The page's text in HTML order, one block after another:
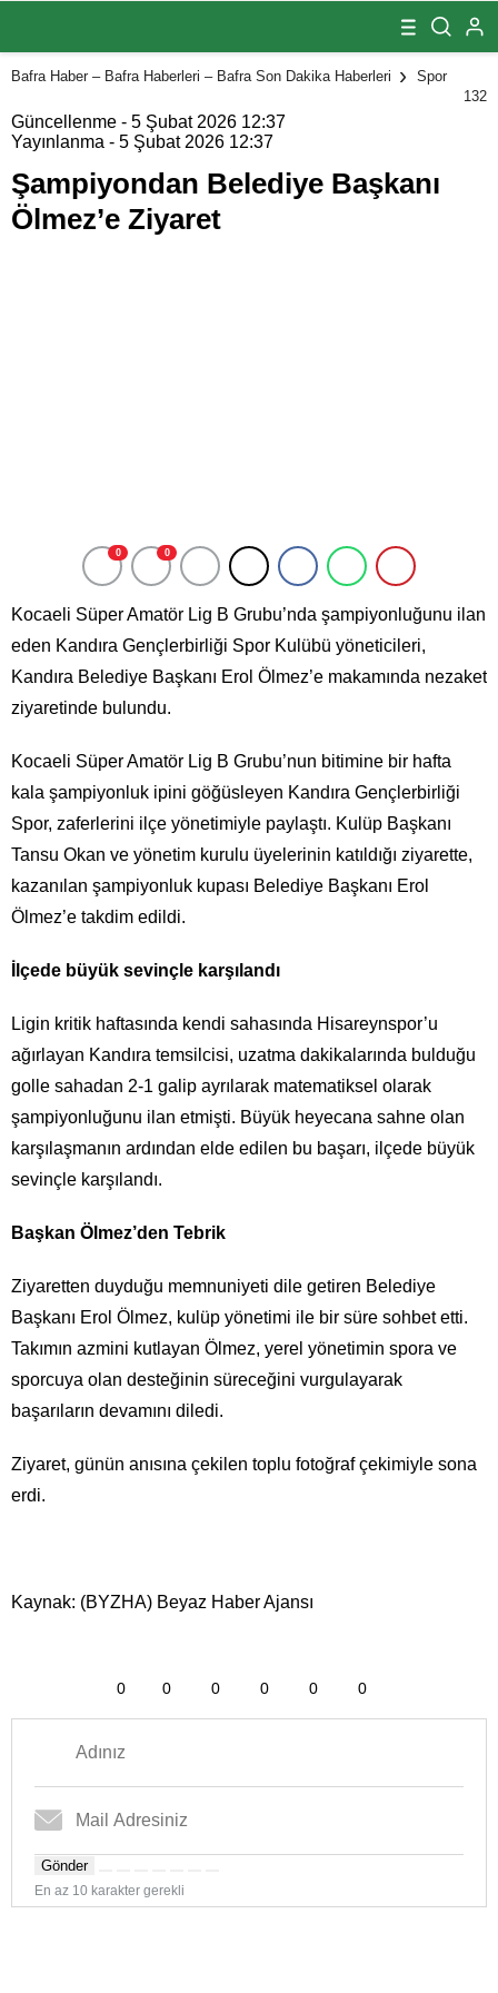
Başkanı
Ölmez’e Ziyaret
Bafra Haber – Bafra Haberleri – Bafra Son Dakika Haberleri
Spor
132
Güncellenme - 5 Şubat 2026 12:37
Yayınlanma - 5 Şubat 2026 12:37
Şampiyondan Belediye Başkanı
Ölmez’e Ziyaret
0 0
Kocaeli Süper Amatör Lig B Grubu’nda şampiyonluğunu ilan
eden Kandıra Gençlerbirliği Spor Kulübü yöneticileri,
Kandıra Belediye Başkanı Erol Ölmez’e makamında nezaket
ziyaretinde bulundu.
Kocaeli Süper Amatör Lig B Grubu’nun bitimine bir hafta
kala şampiyonluk ipini göğüsleyen Kandıra Gençlerbirliği
Spor, zaferlerini ilçe yönetimiyle paylaştı. Kulüp Başkanı
Tansu Okan ve yönetim kurulu üyelerinin katıldığı ziyarette,
kazanılan şampiyonluk kupası Belediye Başkanı Erol
Ölmez’e takdim edildi.
İlçede büyük sevinçle karşılandı
Ligin kritik haftasında kendi sahasında Hisareynspor’u
ağırlayan Kandıra temsilcisi, uzatma dakikalarında bulduğu
golle sahadan 2-1 galip ayrılarak matematiksel olarak
şampiyonluğunu ilan etmişti. Büyük heyecana sahne olan
karşılaşmanın ardından elde edilen bu başarı, ilçede büyük
sevinçle karşılandı.
Başkan Ölmez’den Tebrik
Ziyaretten duyduğu memnuniyeti dile getiren Belediye
Başkanı Erol Ölmez, kulüp yönetimi ile bir süre sohbet etti.
Takımın azmini kutlayan Ölmez, yerel yönetimin spora ve
sporcuya olan desteğinin süreceğini vurgulayarak
başarıların devamını diledi.
Ziyaret, günün anısına çekilen toplu fotoğraf çekimiyle sona
erdi.
Kaynak: (BYZHA) Beyaz Haber Ajansı
0 0 0 0 0 0
Gönder
En az 10 karakter gerekli